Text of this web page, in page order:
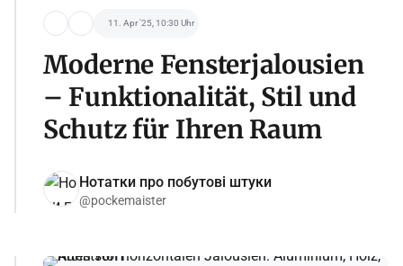
11. Apr '25, 10:30 Uhr
Moderne Fensterjalousien
– Funktionalität, Stil und
Schutz für Ihren Raum
Нотатки про побутові штуки
@pockemaister